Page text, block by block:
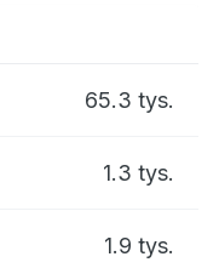
65.3 tys.
1.3 tys.
1.9 tys.